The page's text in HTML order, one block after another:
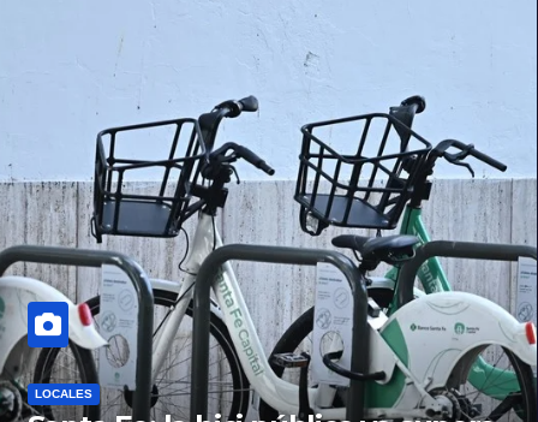
LOCALES